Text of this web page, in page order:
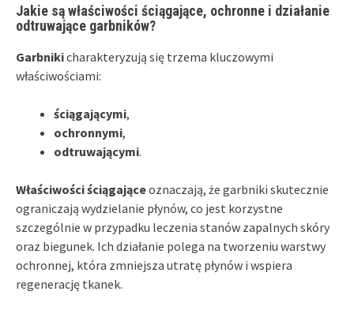
Jakie są właściwości ściągające, ochronne i działanie
odtruwające garbników?
Garbnikicharakteryzują się trzema kluczowymi
właściwościami:
ściągającymi,
ochronnymi,
odtruwającymi.
Właściwości ściągająceoznaczają, że garbniki skutecznie
ograniczają wydzielanie płynów, co jest korzystne
szczególnie w przypadku leczenia stanów zapalnych skóry
oraz biegunek. Ich działanie polega na tworzeniu warstwy
ochronnej, która zmniejsza utratę płynów i wspiera
regenerację tkanek.